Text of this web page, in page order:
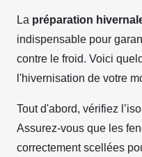
La préparation
indispensable pour
contre le froid. Voici
l'hivernisation de votre
Tout d'abord, vérifiez
Assurez-vous que les
correctement scellées